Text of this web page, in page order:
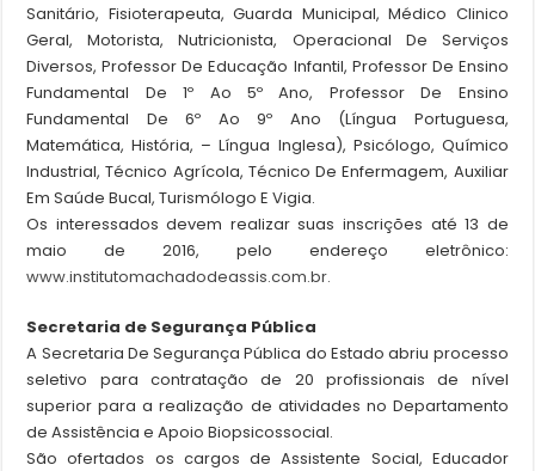
Sanitário, Fisioterapeuta, Guarda Municipal, Médico Clinico
Geral, Motorista, Nutricionista, Operacional De Serviços
Diversos, Professor De Educação Infantil, Professor De Ensino
Fundamental De 1º Ao 5º Ano, Professor De Ensino
Fundamental De 6º Ao 9º Ano (Língua Portuguesa,
Matemática, História, – Língua Inglesa), Psicólogo, Químico
Industrial, Técnico Agrícola, Técnico De Enfermagem, Auxiliar
Em Saúde Bucal, Turismólogo E Vigia.
Os interessados devem realizar suas inscrições até 13 de
maio de 2016, pelo endereço eletrônico:
www.institutomachadodeassis.com.br.
Secretaria de Segurança Pública
A Secretaria De Segurança Pública do Estado abriu processo
seletivo para contratação de 20 profissionais de nível
superior para a realização de atividades no Departamento
de Assistência e Apoio Biopsicossocial.
São ofertados os cargos de Assistente Social, Educador